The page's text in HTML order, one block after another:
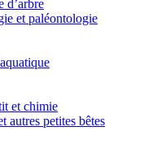
d’arbre
et paléontologie
et chimie
autres petites bêtes